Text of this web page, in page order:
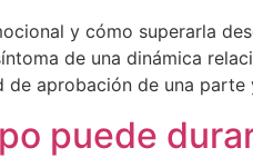
y cómo superarla
de una dinámica
de aprobación de una
puede